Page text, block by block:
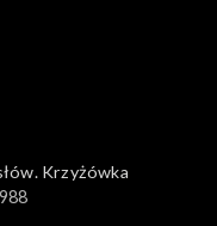
Krzyżówka